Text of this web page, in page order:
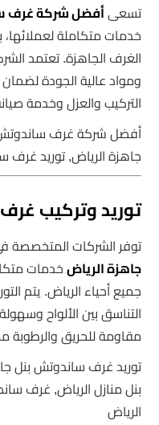
تسعىأفضل شركة غرف
خدمات متكاملة
الغرف الجاهزة. تعتمد
ومواد عالية الجودة
التركيب والعزل وخدمة
أفضل شركة غرف ساندوتش
جاهزة الرياض, توريد غرف
توريد وتركيب
توفر الشركات المتخصصة
جاهزة الرياضخدمات
جميع أحياء الرياض. يتم
التناسق بين الألواح
مقاومة للحريق والرطوبة
توريد غرف ساندوتش بنل
بنل منازل الرياض, غرف
الرياض